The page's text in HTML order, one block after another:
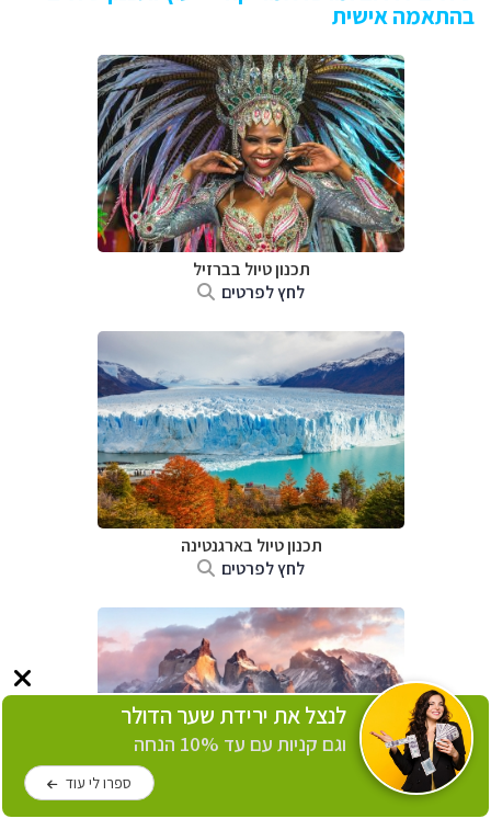
בהתאמה אישית
תכנון טיול בברזיל
לחץ לפרטים
תכנון טיול בארגנטינה
לחץ לפרטים
תכנון טיול בצ'ילה
לנצל את ירידת שער הדולר
וגם קניות עם עד 10% הנחה
ספרו לי עוד